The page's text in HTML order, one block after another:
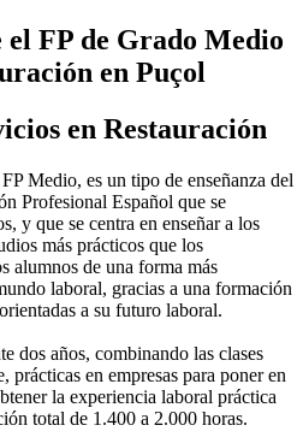
FP de Grado Medio
en Puçol
en Restauración
Medio, es un tipo de enseñanza del
Profesional Español que se
y que se centra en enseñar a los
más prácticos que los
alumnos de una forma más
laboral, gracias a una formación
a su futuro laboral.
dos años, combinando las clases
prácticas en empresas para poner en
la experiencia laboral práctica
total de 1.400 a 2.000 horas.